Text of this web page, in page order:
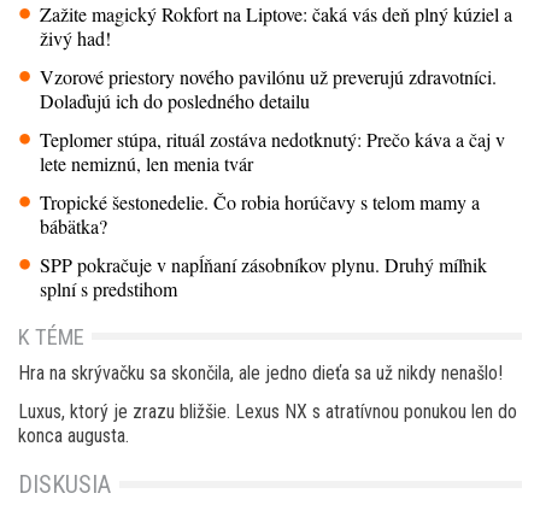
Zažite magický Rokfort na Liptove: čaká vás deň plný kúziel a
živý had!
Vzorové priestory nového pavilónu už preverujú zdravotníci.
Dolaďujú ich do posledného detailu
Teplomer stúpa, rituál zostáva nedotknutý: Prečo káva a čaj v
lete nemiznú, len menia tvár
Tropické šestonedelie. Čo robia horúčavy s telom mamy a
bábätka?
SPP pokračuje v napĺňaní zásobníkov plynu. Druhý míľnik
splní s predstihom
K TÉME
Hra na skrývačku sa skončila, ale jedno dieťa sa už nikdy nenašlo!
Luxus, ktorý je zrazu bližšie. Lexus NX s atratívnou ponukou len do
konca augusta.
DISKUSIA